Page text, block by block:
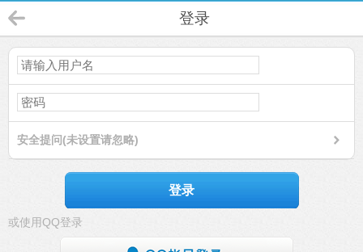
登录
安全提问(未设置请忽略)
登录
或使用QQ登录